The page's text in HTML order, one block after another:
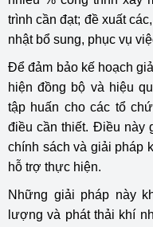
trình cần đạt; đề xuất
nhật bổ sung, phục vụ
Để đảm bảo kế hoạch
hiện đồng bộ và hiệu
tập huấn cho các tổ
điều cần thiết. Điều này
chính sách và giải pháp
hỗ trợ thực hiện.
Những giải pháp này
lượng và phát thải khí